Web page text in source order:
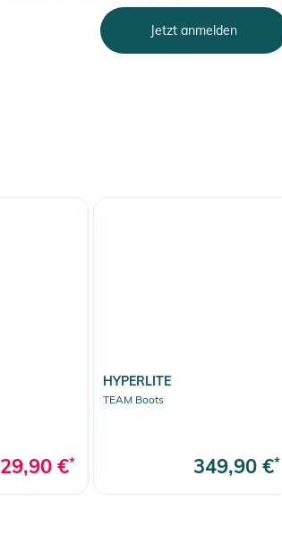
Jetzt anmelden
€*
HYPERLITE
TEAM Boots
349,90 €*